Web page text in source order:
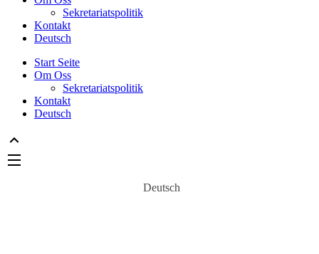
Sekretariatspolitik
Kontakt
Deutsch
Start Seite
Om Oss
Sekretariatspolitik
Kontakt
Deutsch
Deutsch